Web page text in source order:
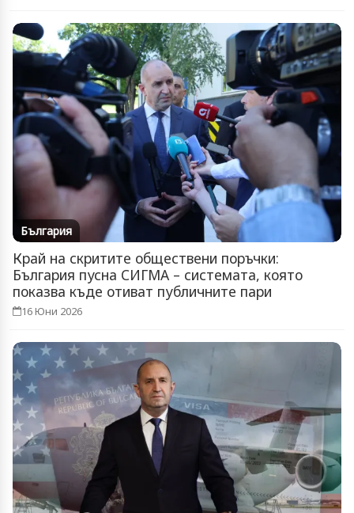
България
Край на скритите обществени поръчки:
България пусна СИГМА – системата, която
показва къде отиват публичните пари
16 Юни 2026